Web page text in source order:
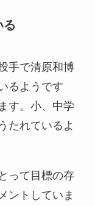
る
手で清原和博
るようです
す。小、中学
たれているよ
って目標の存
ントしていま